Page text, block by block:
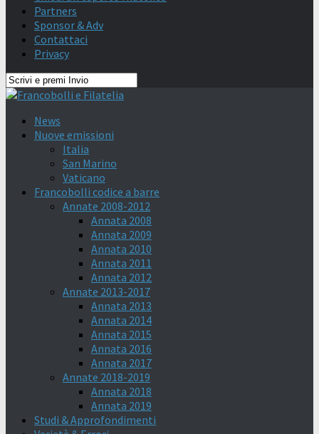
Partners
Sponsor & Adv
Contattaci
Privacy
News
Nuove emissioni
Italia
San Marino
Vaticano
Francobolli codice a barre
Annate 2008-2012
Annata 2008
Annata 2009
Annata 2010
Annata 2011
Annata 2012
Annate 2013-2017
Annata 2013
Annata 2014
Annata 2015
Annata 2016
Annata 2017
Annate 2018-2019
Annata 2018
Annata 2019
Studi & Approfondimenti